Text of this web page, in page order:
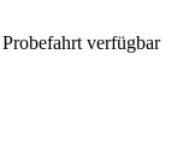
verfügbar